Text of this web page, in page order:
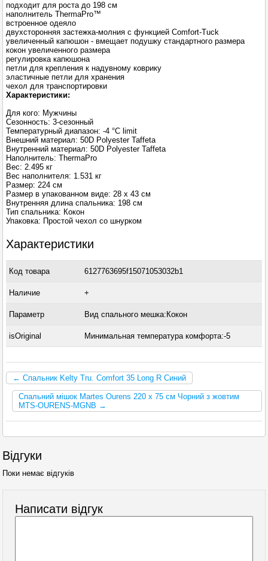
подходит для роста до 198 см
наполнитель ThermaPro™
встроенное одеяло
двухсторонняя застежка-молния с функцией Comfort-Tuck
увеличенный капюшон - вмещает подушку стандартного размера
кокон увеличенного размера
регулировка капюшона
петли для крепления к надувному коврику
эластичные петли для хранения
чехол для транспортировки
Характеристики:
Для кого: Мужчины
Сезонность: 3-сезонный
Температурный диапазон: -4 °C limit
Внешний материал: 50D Polyester Taffeta
Внутренний материал: 50D Polyester Taffeta
Наполнитель: ThermaPro
Вес: 2.495 кг
Вес наполнителя: 1.531 кг
Размер: 224 см
Размер в упакованном виде: 28 х 43 см
Внутренняя длина спальника: 198 см
Тип спальника: Кокон
Упаковка: Простой чехол со шнурком
Характеристики
Код товара 6127763695f15071053032b1
Наличие +
Параметр Вид спального мешка:Кокон
isOriginal Минимальная температура комфорта:-5
← Спальник Kelty Tru. Comfort 35 Long R Синий
Спальний мішок Martes Ourens 220 x 75 см Чорний з жовтим
MTS-OURENS-MGNB →
Відгуки
Поки немає відгуків
Написати відгук